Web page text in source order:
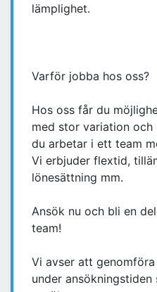
lämplighet.
Varför jobba hos oss?
Hos oss får du
med stor variation och
du arbetar i ett team
Vi erbjuder flextid,
lönesättning mm.
Ansök nu och bli en
team!
Vi avser att
under